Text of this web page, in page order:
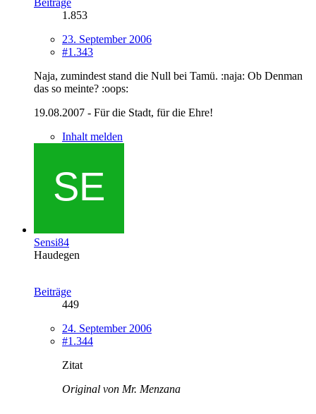
1.853
23. September 2006
#1.343
Naja, zumindest stand die Null bei Tamü. :naja: Ob Denman
das so meinte? :oops:
19.08.2007 - Für die Stadt, für die Ehre!
Inhalt melden
Sensi84
Haudegen
Beiträge
449
24. September 2006
#1.344
Zitat
Original von Mr. Menzana